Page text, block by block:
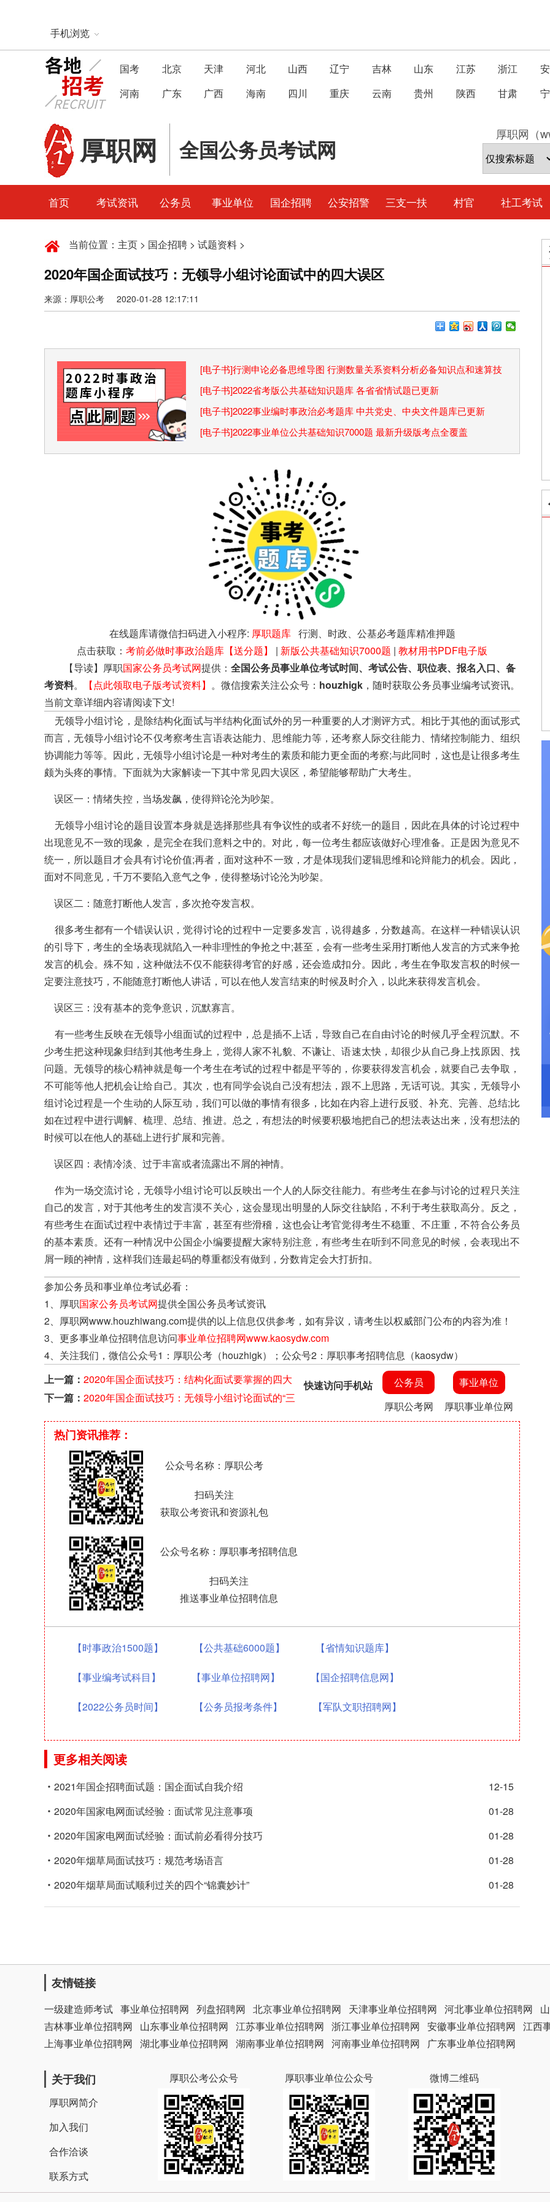
手机浏览
国考 北京 天津 河北 山西 辽宁 吉林 山东 江苏 浙江
河南
广东 广西 海南 四川 重庆 云南 贵州 陕西 甘肃
厚职网 全国公务员考试网
厚职网（
首页 考试资讯 公务员 事业单位 国企招聘 公安招警 三支一扶 村官 社工考试
当前位置： 主页 > 国企招聘 > 试题资料 >
2020年国企面试技巧：无领导小组讨论面试中的四大误区
来源：厚职公考 2020-01-28 12:17:11
[电子书]行测申论必备思维导图 行测数量关系资料分析必备知识点和速算技
巧
[电子书]2022省考版公共基础知识题库 各省省情试题已更新
[电子书]2022事业编时事政治必考题库 中共党史、中央文件题库已更新
[电子书]2022事业单位公共基础知识7000题 最新升级版考点全覆盖
在线题库请微信扫码进入小程序: 厚职题库行测、时政、公基必考题库精准押题
点击获取： 考前必做时事政治题库【送分题】 | 新版公共基础知识7000题 | 教材用书PDF电子版
【导读】厚职国家公务员考试网提供： 全国公务员事业单位考试时间、考试公告、职位表、报名入口、备
考资料。 【点此领取电子版考试资料】 。微信搜索关注公众号： houzhigk ，随时获取公务员事业编考试资讯。
当前文章详细内容请阅读下文!
无领导小组讨论，是除结构化面试与半结构化面试外的另一种重要的人才测评方式。相比于其他的面试形式
而言，无领导小组讨论不仅考察考生言语表达能力、思维能力等，还考察人际交往能力、情绪控制能力、组织
协调能力等等。因此，无领导小组讨论是一种对考生的素质和能力更全面的考察;与此同时，这也是让很多考生
颇为头疼的事情。下面就为大家解读一下其中常见四大误区，希望能够帮助广大考生。
误区一：情绪失控，当场发飙，使得辩论沦为吵架。
无领导小组讨论的题目设置本身就是选择那些具有争议性的或者不好统一的题目，因此在具体的讨论过程中
出现意见不一致的现象，是完全在我们意料之中的。对此，每一位考生都应该做好心理准备。正是因为意见不
统一，所以题目才会具有讨论价值;再者，面对这种不一致，才是体现我们逻辑思维和论辩能力的机会。因此，
面对不同意见，千万不要陷入意气之争，使得整场讨论沦为吵架。
误区二：随意打断他人发言，多次抢夺发言权。
很多考生都有一个错误认识，觉得讨论的过程中一定要多发言，说得越多，分数越高。在这样一种错误认识
的引导下，考生的全场表现就陷入一种非理性的争抢之中;甚至，会有一些考生采用打断他人发言的方式来争抢
发言的机会。殊不知，这种做法不仅不能获得考官的好感，还会造成扣分。因此，考生在争取发言权的时候一
定要注意技巧，不能随意打断他人讲话，可以在他人发言结束的时候及时介入，以此来获得发言机会。
误区三：没有基本的竞争意识，沉默寡言。
有一些考生反映在无领导小组面试的过程中，总是插不上话，导致自己在自由讨论的时候几乎全程沉默。不
少考生把这种现象归结到其他考生身上，觉得人家不礼貌、不谦让、语速太快，却很少从自己身上找原因、找
问题。无领导的核心精神就是每一个考生在考试的过程中都是平等的，你要获得发言机会，就要自己去争取，
不可能等他人把机会让给自己。其次，也有同学会说自己没有想法，跟不上思路，无话可说。其实，无领导小
组讨论过程是一个生动的人际互动，我们可以做的事情有很多，比如在内容上进行反驳、补充、完善、总结;比
如在过程中进行调解、梳理、总结、推进。总之，有想法的时候要积极地把自己的想法表达出来，没有想法的
时候可以在他人的基础上进行扩展和完善。
误区四：表情冷淡、过于丰富或者流露出不屑的神情。
作为一场交流讨论，无领导小组讨论可以反映出一个人的人际交往能力。有些考生在参与讨论的过程只关注
自己的发言，对于其他考生的发言漠不关心，这会显现出明显的人际交往缺陷，不利于考生获取高分。反之，
有些考生在面试过程中表情过于丰富，甚至有些滑稽，这也会让考官觉得考生不稳重、不庄重，不符合公务员
的基本素质。还有一种情况中公国企小编要提醒大家特别注意，有些考生在听到不同意见的时候，会表现出不
屑一顾的神情，这样我们连最起码的尊重都没有做到，分数肯定会大打折扣。
参加公务员和事业单位考试必看：
1、厚职国家公务员考试网提供全国公务员考试资讯
2、厚职网www.houzhiwang.com提供的以上信息仅供参考，如有异议，请考生以权威部门公布的内容为准！
3、更多事业单位招聘信息访问事业单位招聘网www.kaosydw.com
4、关注我们，微信公众号1：厚职公考（houzhigk）；公众号2：厚职事考招聘信息（kaosydw）
上一篇： 2020年国企面试技巧：结构化面试要掌握的四大
阶段侧重点
下一篇： 2020年国企面试技巧：无领导小组讨论面试的“三
快速访问手机站
公务员
厚职公考网
事业单位
厚职事业单位网
热门资讯推荐：
公众号名称：厚职公考
扫码关注
获取公考资讯和资源礼包
公众号名称：厚职事考招聘信息
扫码关注
推送事业单位招聘信息
【时事政治1500题】 【公共基础6000题】 【省情知识题库】
【事业编考试科目】 【事业单位招聘网】 【国企招聘信息网】
【2022公务员时间】 【公务员报考条件】 【军队文职招聘网】
更多相关阅读
2021年国企招聘面试题：国企面试自我介绍
12-15
2020年国家电网面试经验：面试常见注意事项
01-28
2020年国家电网面试经验：面试前必看得分技巧
01-28
2020年烟草局面试技巧：规范考场语言
01-28
2020年烟草局面试顺利过关的四个“锦囊妙计”
01-28
友情链接
一级建造师考试 事业单位招聘网 列盘招聘网 北京事业单位招聘网 天津事业单位招聘网 河北事业单位招聘网
吉林事业单位招聘网
山东事业单位招聘网 江苏事业单位招聘网 浙江事业单位招聘网 安徽事业单位招聘网 江西
上海事业单位招聘网 湖北事业单位招聘网 湖南事业单位招聘网 河南事业单位招聘网 广东事业单位招聘网
关于我们
厚职网简介
加入我们
合作洽谈
联系方式
厚职公考公众号 厚职事业单位公众号 微博二维码